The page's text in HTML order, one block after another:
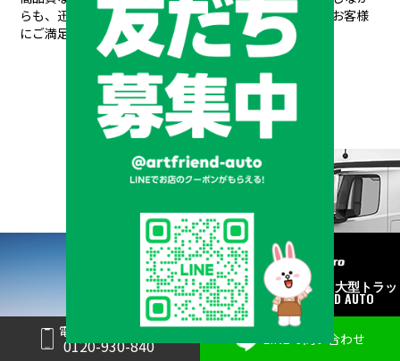
電話で問い合わせ
0120-930-840 LINEで問い合わせ
らも、 迅速丁寧な対応と競争力のある価格設定で、常にお客様
にご満足いただけるサービスを提供しています。
メーカーと形状から探す
BRAND & TYPE
©2020中古トラック・大型トラッ
ク販売はART FRIEND AUTO